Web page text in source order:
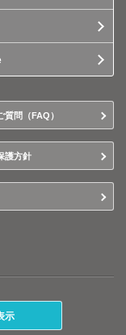
質問（FAQ）
護方針
示